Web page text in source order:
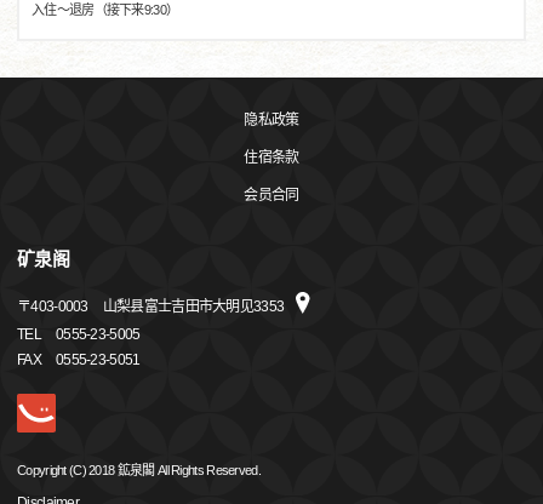
入住〜退房（接下来9:30）
隐私政策
住宿条款
会员合同
矿泉阁
〒403-0003
山梨县富士吉田市大明见3353
TEL
0555-23-5005
FAX
0555-23-5051
Copyright (C) 2018 鉱泉閣 All Rights Reserved.